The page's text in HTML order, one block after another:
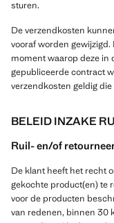
sturen.
De verzendkosten
vooraf worden
moment waarop deze in
gepubliceerde contract
verzendkosten geldig
BELEID INZAKE
Ruil- en/of
De klant heeft het recht
gekochte product(en) te
voor de producten
van redenen, binnen 30